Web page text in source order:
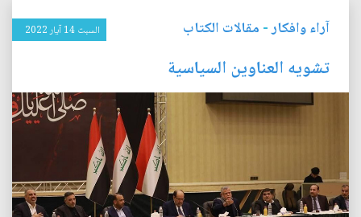
آراء وافكار- مقالات الكتاب السبت 14 آيار 2022
تشويه العناوين السياسية